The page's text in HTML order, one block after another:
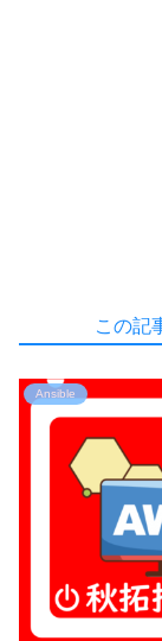
この記
Ansible